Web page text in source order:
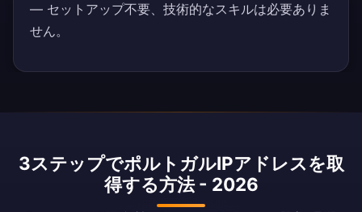
— セットアップ不要、技術的なスキルは必要ありま
せん。
3ステップでポルトガルIPアドレスを取
得する方法 - 2026